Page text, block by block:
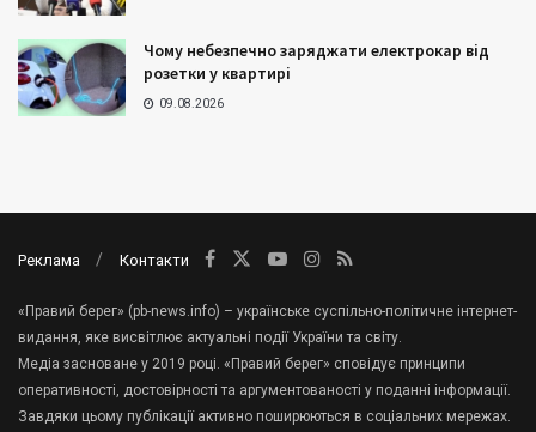
Чому небезпечно заряджати електрокар від
розетки у квартирі
09.08.2026
Реклама Контакти
«Правий берег» (pb-news.info) – українське суспільно-політичне інтернет-
видання, яке висвітлює актуальні події України та світу.
Медіа засноване у 2019 році. «Правий берег» сповідує принципи
оперативності, достовірності та аргументованості у поданні інформації.
Завдяки цьому публікації активно поширюються в соціальних мережах.